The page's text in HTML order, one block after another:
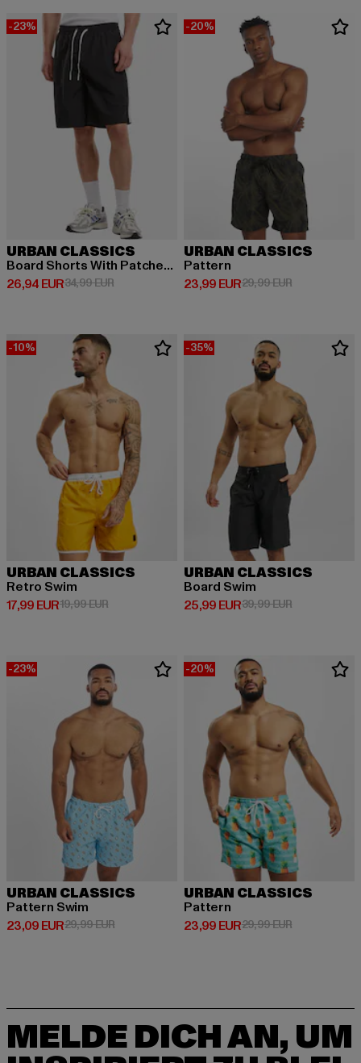
-23%
URBAN CLASSICS
Board Shorts With Patched Stripe
26,94 EUR
Derzeitiger Preis: 26,94 EUR
34,99 EURAktionspreis: 34,99 EUR
-20%
URBAN CLASSICS
Pattern
23,99 EUR
Derzeitiger Preis: 23,99 EUR
29,99 EURAktionspreis:
-10%
URBAN CLASSICS
Retro Swim
17,99 EUR
Derzeitiger Preis: 17,99 EUR
19,99 EURAktionspreis: 19,99 EUR
-35%
URBAN CLASSICS
Board Swim
25,99 EUR
Derzeitiger Preis: 25,99 EUR
39,99 EURAktionspreis:
-23%
URBAN CLASSICS
Pattern Swim
23,09 EUR
Derzeitiger Preis: 23,09 EUR
29,99 EURAktionspreis: 29,99 EUR
-20%
URBAN CLASSICS
Pattern
23,99 EUR
Derzeitiger Preis: 23,99 EUR
29,99 EURAktionspreis:
MELDE DICH AN, UM